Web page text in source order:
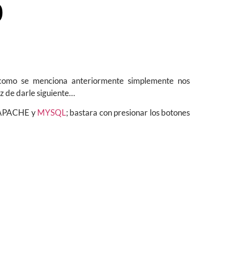
se menciona anteriormente simplemente nos
de darle siguiente…
yMYSQL; bastara con presionar los botones